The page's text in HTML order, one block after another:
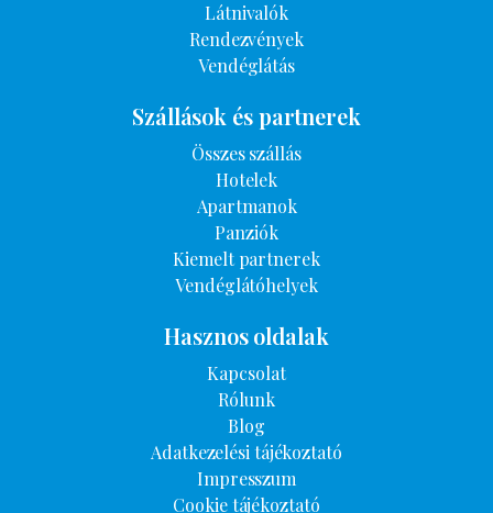
Látnivalók
Rendezvények
Vendéglátás
Szállások és partnerek
Összes szállás
Hotelek
Apartmanok
Panziók
Kiemelt partnerek
Vendéglátóhelyek
Hasznos oldalak
Kapcsolat
Rólunk
Blog
Adatkezelési tájékoztató
Impresszum
Cookie tájékoztató